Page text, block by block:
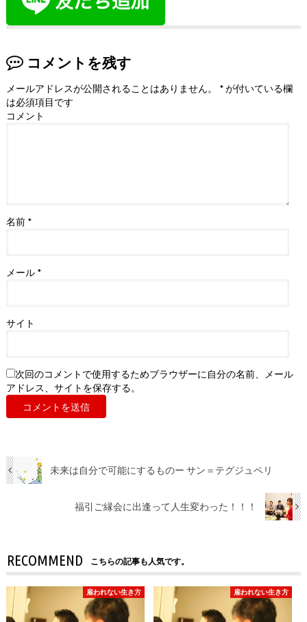
コメントを残す
メールアドレスが公開されることはありません。 *が付いている欄
は必須項目です
コメント
名前 *
メール *
サイト
次回のコメントで使用するためブラウザーに自分の名前、メール
アドレス、サイトを保存する。
未来は自分で可能にするものー サン＝テグジュペリ
福引ご縁会に出逢って人生変わった！！！
RECOMMEND こちらの記事も人気です。
雇われない生き方 雇われない生き方